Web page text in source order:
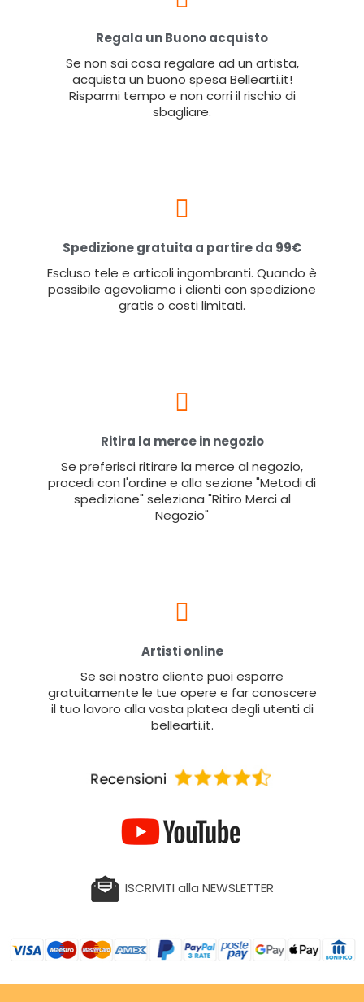
Regala un Buono acquisto
Se non sai cosa regalare ad un artista,
acquista un buono spesa Bellearti.it!
Risparmi tempo e non corri il rischio di
sbagliare.
Spedizione gratuita a partire da 99€
Escluso tele e articoli ingombranti. Quando è
possibile agevoliamo i clienti con spedizione
gratis o costi limitati.
Ritira la merce in negozio
Se preferisci ritirare la merce al negozio,
procedi con l'ordine e alla sezione "Metodi di
spedizione" seleziona "Ritiro Merci al
Negozio"
Artisti online
Se sei nostro cliente puoi esporre
gratuitamente le tue opere e far conoscere
il tuo lavoro alla vasta platea degli utenti di
bellearti.it.
ISCRIVITI alla NEWSLETTER